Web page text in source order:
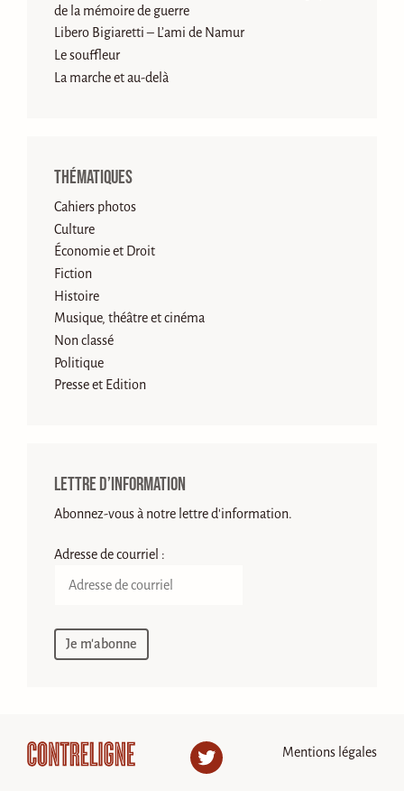
de la mémoire de guerre
Libero Bigiaretti – L’ami de Namur
Le souffleur
La marche et au-delà
Thématiques
Cahiers photos
Culture
Économie et Droit
Fiction
Histoire
Musique, théâtre et cinéma
Non classé
Politique
Presse et Edition
Lettre d’information
Abonnez-vous à notre lettre d'information.
Adresse de courriel :
Twitter Mentions légales